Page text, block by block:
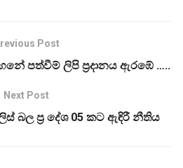
Post
පත්වීම් ලිපි ප්‍රදානය ඇරඹේ …..
Next Post
බල ප්‍ර දේශ 05 කට ඇඳිරී නීතිය